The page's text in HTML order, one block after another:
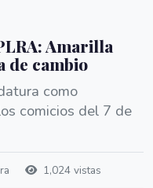
Amarilla
de cambio
como
comicios del 7 de
1,024 vistas